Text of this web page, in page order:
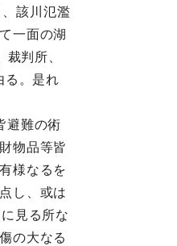
該川氾濫
一面の湖
判所、
る。是れ
避難の術
物品等皆
様なるを
し、或は
見る所な
の大なる